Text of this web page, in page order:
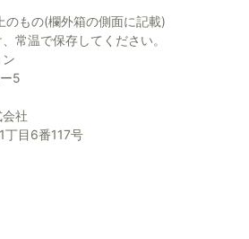
もの(欄外箱の側面に記載)
常温で保存してください。
5
社
丁目6番117号